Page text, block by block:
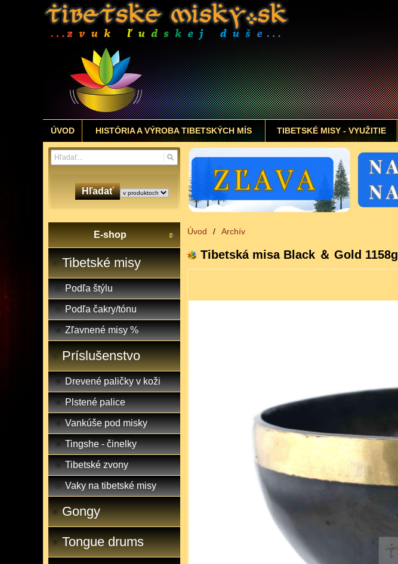
ÚVOD HISTÓRIA A VÝROBA TIBETSKÝCH MÍS TIBETSKÉ MISY - VYUŽITIE
Hľadať
E-shop
Tibetské misy
Podľa štýlu
Podľa čakry/tónu
Zľavnené misy %
Príslušenstvo
Drevené paličky v koži
Plstené palice
Vankúše pod misky
Tingshe - činelky
Tibetské zvony
Vaky na tibetské misy
Gongy
Tongue drums
Úvod / Archív
Tibetská misa Black ＆ Gold 1158g